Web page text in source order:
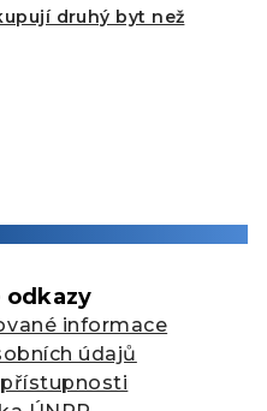
druhý byt než
odkazy
informace
údajů
přístupnosti